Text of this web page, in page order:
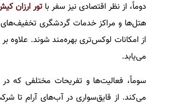
دوماً، از نظر اقتصادی نیز سفر با تور ارزان
هتل‌ها و مراکز خدمات گردشگری تخفیف‌های
از امکانات لوکس‌تری بهره‌مند شوند.
می‌یابد.
سوماً، فعالیت‌ها و تفریحات مختلفی که
می‌کند. از قایق‌سواری در آب‌های آرام تا